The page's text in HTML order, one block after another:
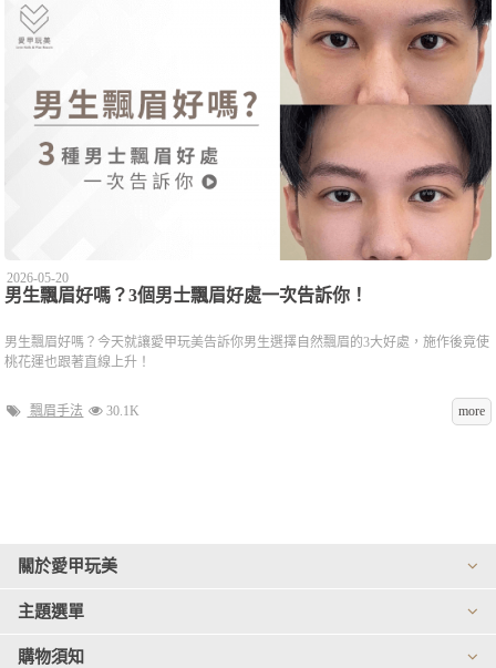
2026-05-20
男生飄眉好嗎？3個男士飄眉好處一次告訴你！
男生飄眉好嗎？今天就讓愛甲玩美告訴你男生選擇自然飄眉的3大好處，施作後竟使
桃花運也跟著直線上升！
飄眉手法 30.1K more
關於愛甲玩美
主題選單
購物須知